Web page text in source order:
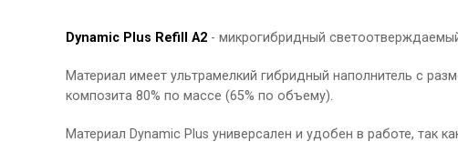
Dynamic Plus Refill А2- микрогибридный
Материал имеет ультрамелкий гибридный наполнитель с
композита 80% по массе (65% по объему).
Материал Dynamic Plus универсален и удобен в работе, так